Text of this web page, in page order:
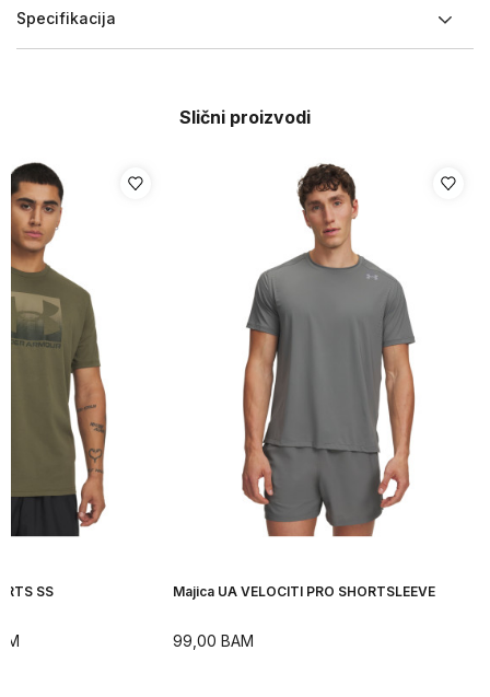
Specifikacija
Slični proizvodi
SS Majica UA VELOCITI PRO SHORTSLEEVE
99,00 BAM